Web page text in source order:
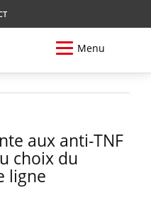
Menu
aux anti-TNF
choix du
ligne